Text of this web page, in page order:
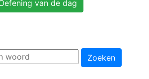
van de dag
Zoeken